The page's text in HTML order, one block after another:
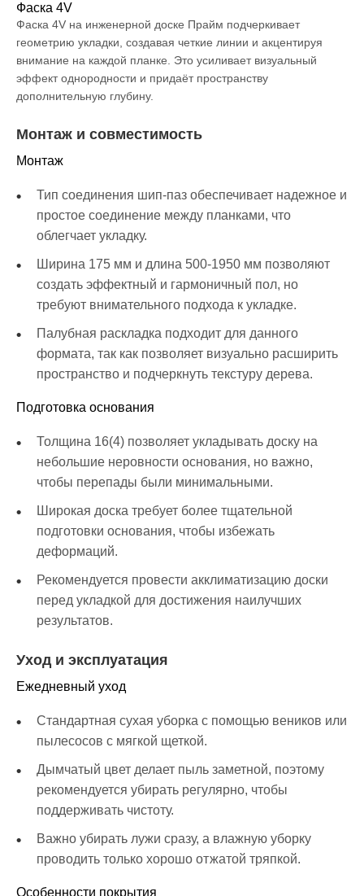
Фаска 4V
Фаска 4V на инженерной доске Прайм подчеркивает
геометрию укладки, создавая четкие линии и акцентируя
внимание на каждой планке. Это усиливает визуальный
эффект однородности и придаёт пространству
дополнительную глубину.
Монтаж и совместимость
Монтаж
Тип соединения шип-паз обеспечивает надежное и
простое соединение между планками, что
облегчает укладку.
Ширина 175 мм и длина 500-1950 мм позволяют
создать эффектный и гармоничный пол, но
требуют внимательного подхода к укладке.
Палубная раскладка подходит для данного
формата, так как позволяет визуально расширить
пространство и подчеркнуть текстуру дерева.
Подготовка основания
Толщина 16(4) позволяет укладывать доску на
небольшие неровности основания, но важно,
чтобы перепады были минимальными.
Широкая доска требует более тщательной
подготовки основания, чтобы избежать
деформаций.
Рекомендуется провести акклиматизацию доски
перед укладкой для достижения наилучших
результатов.
Уход и эксплуатация
Ежедневный уход
Стандартная сухая уборка с помощью веников или
пылесосов с мягкой щеткой.
Дымчатый цвет делает пыль заметной, поэтому
рекомендуется убирать регулярно, чтобы
поддерживать чистоту.
Важно убирать лужи сразу, а влажную уборку
проводить только хорошо отжатой тряпкой.
Особенности покрытия